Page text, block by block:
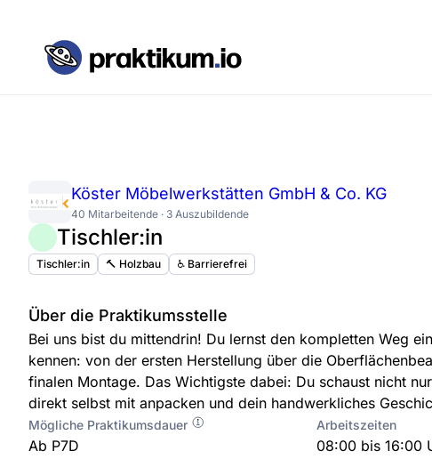
Köster Möbelwerkstätten GmbH & Co. KG
40 Mitarbeitende · 3 Auszubildende
Tischler:in
Tischler:in 🔨 Holzbau ♿️ Barrierefrei
Über die Praktikumsstelle
Bei uns bist du mittendrin! Du lernst den kompletten Weg
kennen: von der ersten Herstellung über die
finalen Montage. Das Wichtigste dabei: Du schaust nicht
direkt selbst mit anpacken und dein handwerkliches
Mögliche Praktikumsdauer
Ab P7D
Arbeitszeiten
08:00 bis 16:00